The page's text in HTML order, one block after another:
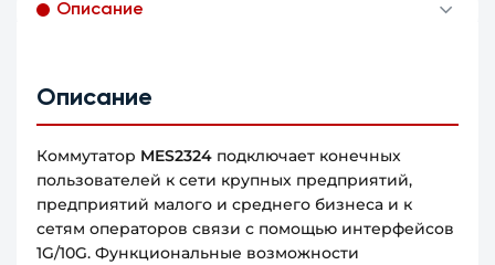
Описание
Описание
Коммутатор MES2324 подключает конечных
пользователей к сети крупных предприятий,
предприятий малого и среднего бизнеса и к
сетям операторов связи с помощью интерфейсов
1G/10G. Функциональные возможности